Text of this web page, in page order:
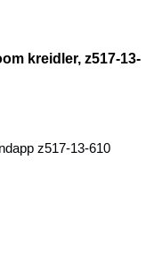
kreidler, z517-13-
z517-13-610